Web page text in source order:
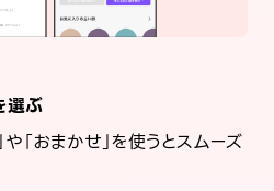
選ぶ
や「おまかせ」を使うとスムーズ